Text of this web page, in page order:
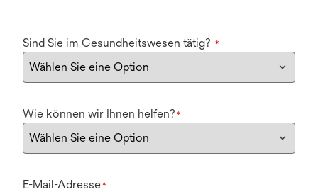
Sind Sie im Gesundheitswesen tätig? *
Wie können wir Ihnen helfen? *
E-Mail-Adresse*